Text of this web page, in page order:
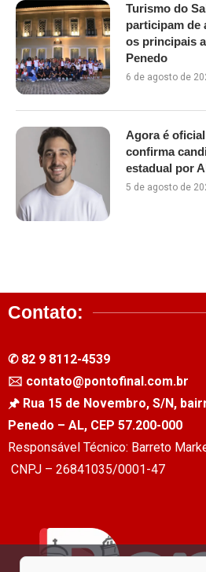
Turismo do
participam de
os principais
Penedo
6 de agosto de
Agora é
confirma
estadual por
5 de agosto de
Contato:
✆ 82 9 8112-4539
🖂 contato@pontofinal.com.br
🖈 Rua 15 de Novembro, S/N,
Penedo – AL, CEP 57.200-000
Responsável Técnico: Barreto
CNPJ – 26841035/0001-47